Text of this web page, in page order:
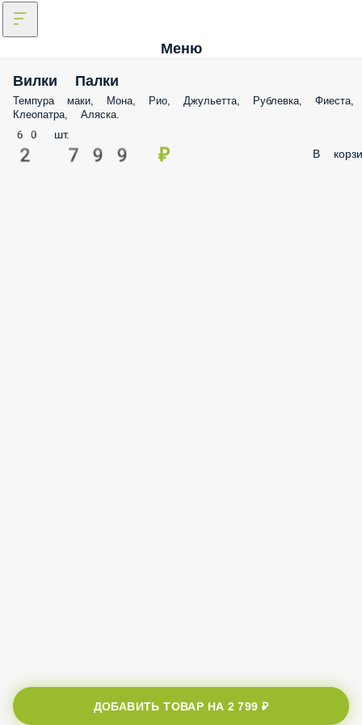
Меню
Вилки Палки
Темпура маки, Мона, Рио, Джульетта, Рублевка, Фиеста,
Клеопатра, Аляска.
60 шт.
2 799 ₽ В
ДОБАВИТЬ ТОВАР НА 2 799 ₽